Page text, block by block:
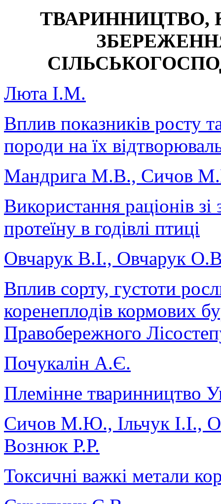
ТВАРИННИЦТВО,
Люта І.М.
Вплив показників росту
породи на їх
Мандрига М.В., Сичов
Використання раціонів
протеїну в годівлі птиці
Овчарук В.І., Овчарук
Вплив сорту, густоти
коренеплодів кормових
Правобережного
Почукалін А.Є.
Племінне тваринництво
Сичов М.Ю., Ільчук І.І.,
Вознюк Р.Р.
Токсичні важкі метали